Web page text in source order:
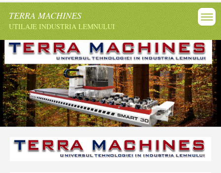
TERRA MACHINES
UTILAJE INDUSTRIA LEMNULUI